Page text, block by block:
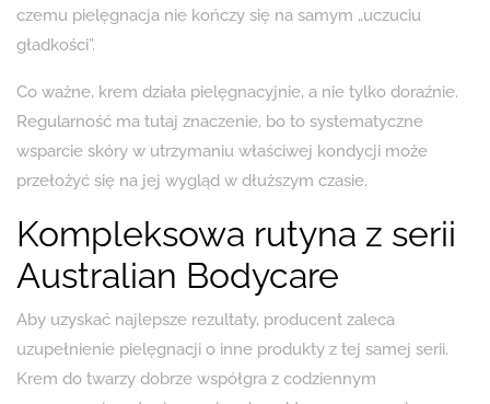
czemu pielęgnacja nie kończy się na samym „uczuciu
gładkości”.
Co ważne, krem działa pielęgnacyjnie, a nie tylko doraźnie.
Regularność ma tutaj znaczenie, bo to systematyczne
wsparcie skóry w utrzymaniu właściwej kondycji może
przełożyć się na jej wygląd w dłuższym czasie.
Kompleksowa rutyna z serii
Australian Bodycare
Aby uzyskać najlepsze rezultaty, producent zaleca
uzupełnienie pielęgnacji o inne produkty z tej samej serii.
Krem do twarzy dobrze współgra z codziennym